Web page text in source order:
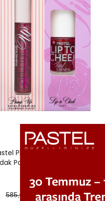
Plump Up Dolgunlaştıran
Parlatıcısı 207 Mariposa &
585,00 TL351,00TL%40